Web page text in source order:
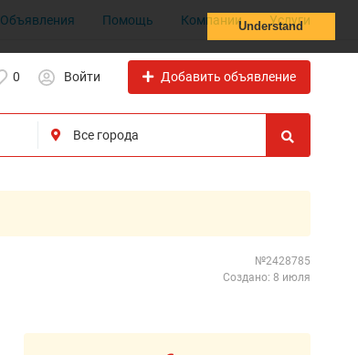
Understand
Объявления Помощь Компании Услуги
0 Войти Добавить объявление
№2428785
Создано: 8 июля